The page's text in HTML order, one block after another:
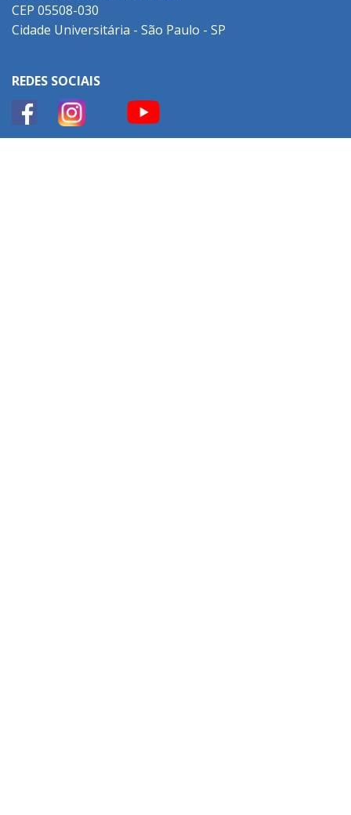
CEP 05508-030
Cidade Universitária - São Paulo - SP
REDES SOCIAIS